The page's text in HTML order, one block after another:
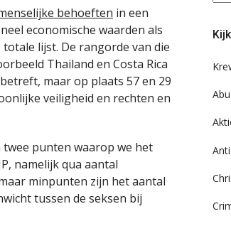
behoeften in een
economische waarden als
totale lijst. De rangorde van die
Thailand en Costa Rica
maar op plaats 57 en 29
veiligheid en rechten en
twee punten waarop we het
namelijk qua aantal
minpunten zijn het aantal
tussen de seksen bij
ons